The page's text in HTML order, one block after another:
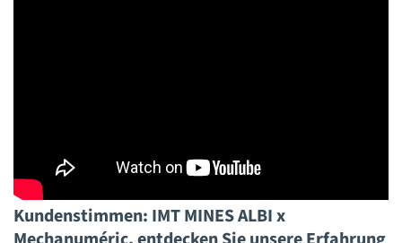
Kundenstimmen: IMT MINES ALBI x